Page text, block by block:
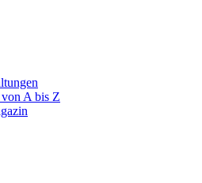
A bis Z